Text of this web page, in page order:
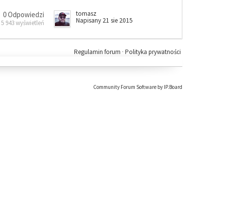
0 Odpowiedzi
5 943 wyświetleń
tomasz
Napisany 21 sie 2015
Polityka prywatności
Regulamin forum ·
Community Forum Software by IP.Board